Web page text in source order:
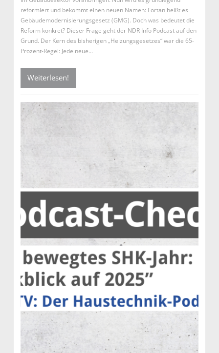
reformiert und bekommt einen neuen Namen: Fortan heißt es
Gebäudemodernisierungsgesetz (GMG). Doch was bedeutet die
Reform konkret? Dieser Frage geht der NDR Info Podcast auf den
Grund. Der Kern des bisherigen „Heizungsgesetzes“ war die 65-
Prozent-Regel: Jede neue…
Weiterlesen!